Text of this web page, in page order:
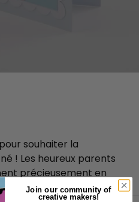
souhaiter la
! Les heureux parents
précieusement en
Join our community of
creative makers!